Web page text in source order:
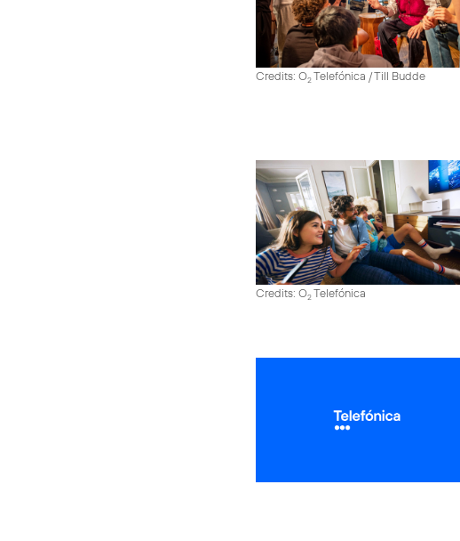
Credits: O2Telefónica / Till Budde
Credits: O2Telefónica